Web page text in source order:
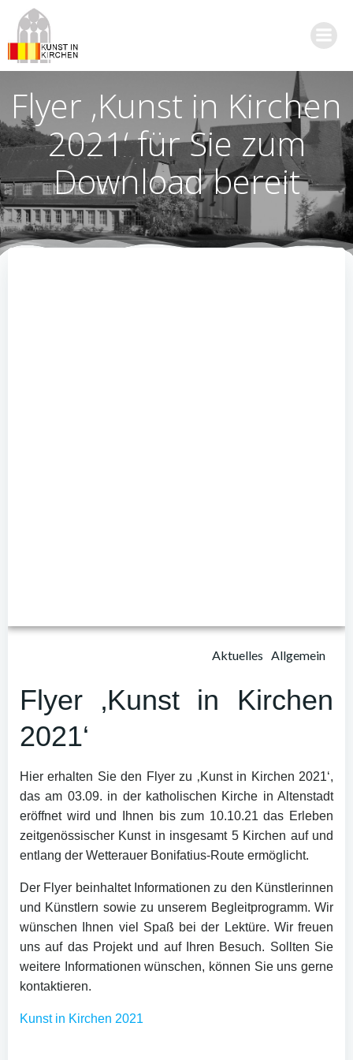
Flyer ‚Kunst in Kirchen
2021‘ für Sie zum
Download bereit
Aktuelles Allgemein
Flyer ‚Kunst in Kirchen
2021‘
Hier erhalten Sie den Flyer zu ‚Kunst in Kirchen 2021‘,
das am 03.09. in der katholischen Kirche in Altenstadt
eröffnet wird und Ihnen bis zum 10.10.21 das Erleben
zeitgenössischer Kunst in insgesamt 5 Kirchen auf und
entlang der Wetterauer Bonifatius-Route ermöglicht.
Der Flyer beinhaltet Informationen zu den Künstlerinnen
und Künstlern sowie zu unserem Begleitprogramm. Wir
wünschen Ihnen viel Spaß bei der Lektüre. Wir freuen
uns auf das Projekt und auf Ihren Besuch. Sollten Sie
weitere Informationen wünschen, können Sie uns gerne
kontaktieren.
Kunst in Kirchen 2021